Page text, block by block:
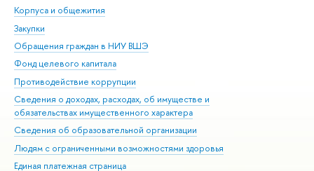
Корпуса и общежития
Закупки
Обращения граждан в НИУ ВШЭ
Фонд целевого капитала
Противодействие коррупции
Сведения о доходах, расходах, об имуществе и
обязательствах имущественного характера
Сведения об образовательной организации
Людям с ограниченными возможностями здоровья
Единая платежная страница